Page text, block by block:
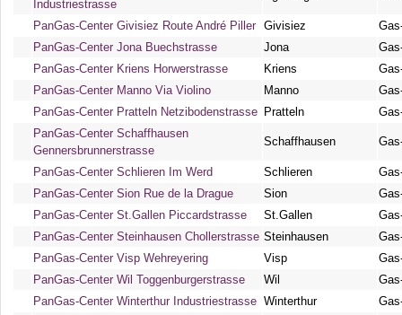
Industriestrasse
PanGas-Center Givisiez Route André Piller Givisiez
PanGas-Center Jona Buechstrasse
Jona
PanGas-Center Kriens Horwerstrasse
Kriens
PanGas-Center Manno Via Violino
Manno
PanGas-Center Pratteln Netzibodenstrasse Pratteln
PanGas-Center Schaffhausen
Gennersbrunnerstrasse
Schaffhausen
PanGas-Center Schlieren Im Werd Schlieren
PanGas-Center Sion Rue de la Drague
Sion
PanGas-Center St.Gallen Piccardstrasse
St.Gallen
PanGas-Center Steinhausen Chollerstrasse Steinhausen
PanGas-Center Visp Wehreyering
Visp
PanGas-Center Wil Toggenburgerstrasse
Wil
PanGas-Center Winterthur Industriestrasse Winterthur